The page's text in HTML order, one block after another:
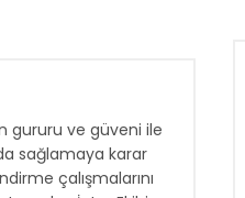
gururu ve güveni ile
sağlamaya karar
çalışmalarını